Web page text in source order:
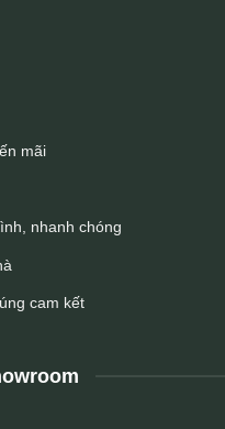
mãi
nhanh chóng
cam kết